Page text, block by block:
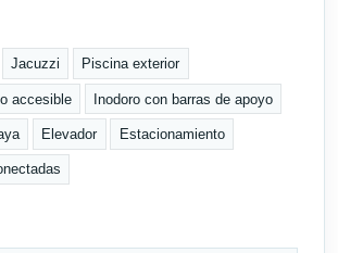
Jacuzzi Piscina exterior
accesible Inodoro con barras de apoyo
Elevador Estacionamiento